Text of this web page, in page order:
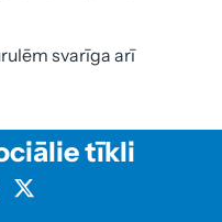
svarīga arī
tīkli